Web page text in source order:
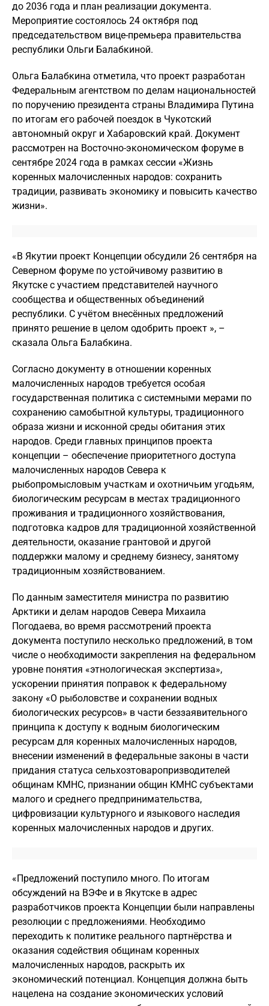
до 2036 года и план реализации документа.
Мероприятие состоялось 24 октября под
председательством вице-премьера правительства
республики Ольги Балабкиной.
Ольга Балабкина отметила, что проект разработан
Федеральным агентством по делам национальностей
по поручению президента страны Владимира Путина
по итогам его рабочей поездок в Чукотский
автономный округ и Хабаровский край. Документ
рассмотрен на Восточно-экономическом форуме в
сентябре 2024 года в рамках сессии «Жизнь
коренных малочисленных народов: сохранить
традиции, развивать экономику и повысить качество
жизни».
«В Якутии проект Концепции обсудили 26 сентября на
Северном форуме по устойчивому развитию в
Якутске с участием представителей научного
сообщества и общественных объединений
республики. С учётом внесённых предложений
принято решение в целом одобрить проект », –
сказала Ольга Балабкина.
Согласно документу в отношении коренных
малочисленных народов требуется особая
государственная политика с системными мерами по
сохранению самобытной культуры, традиционного
образа жизни и исконной среды обитания этих
народов. Среди главных принципов проекта
концепции – обеспечение приоритетного доступа
малочисленных народов Севера к
рыбопромысловым участкам и охотничьим угодьям,
биологическим ресурсам в местах традиционного
проживания и традиционного хозяйствования,
подготовка кадров для традиционной хозяйственной
деятельности, оказание грантовой и другой
поддержки малому и среднему бизнесу, занятому
традиционным хозяйствованием.
По данным заместителя министра по развитию
Арктики и делам народов Севера Михаила
Погодаева, во время рассмотрений проекта
документа поступило несколько предложений, в том
числе о необходимости закрепления на федеральном
уровне понятия «этнологическая экспертиза»,
ускорении принятия поправок к федеральному
закону «О рыболовстве и сохранении водных
биологических ресурсов» в части беззаявительного
принципа к доступу к водным биологическим
ресурсам для коренных малочисленных народов,
внесении изменений в федеральные законы в части
придания статуса сельхозтоваропризводителей
общинам КМНС, признании общин КМНС субъектами
малого и среднего предпринимательства,
цифровизации культурного и языкового наследия
коренных малочисленных народов и других.
«Предложений поступило много. По итогам
обсуждений на ВЭФе и в Якутске в адрес
разработчиков проекта Концепции были направлены
резолюции с предложениями. Необходимо
переходить к политике реального партнёрства и
оказания содействия общинам коренных
малочисленных народов, раскрыть их
экономический потенциал. Концепция должна быть
нацелена на создание экономических условий